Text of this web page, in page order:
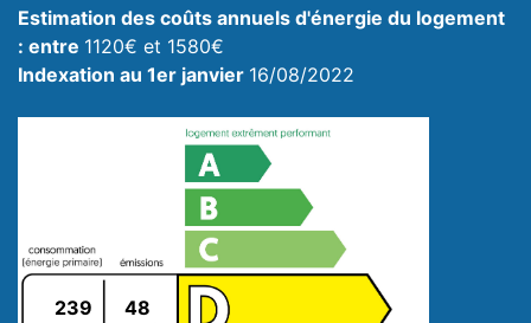
Estimation des coûts annuels d'énergie du logement
: entre 1120€ et 1580€
Indexation au 1er janvier 16/08/2022
239 48